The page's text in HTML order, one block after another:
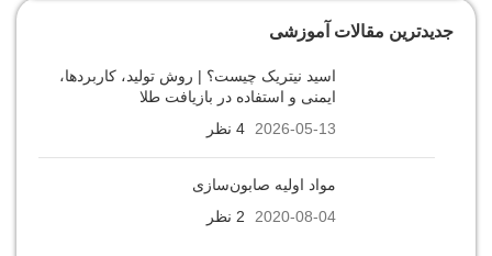
جدیدترین مقالات آموزشی
اسید نیتریک چیست؟ | روش تولید، کاربردها،
ایمنی و استفاده در بازیافت طلا
2026-05-13 4 نظر
مواد اولیه صابون‌سازی
2020-08-04
2 نظر